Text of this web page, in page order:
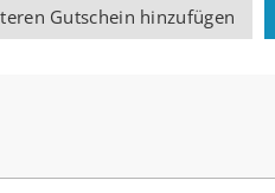
Gutschein hinzufügen